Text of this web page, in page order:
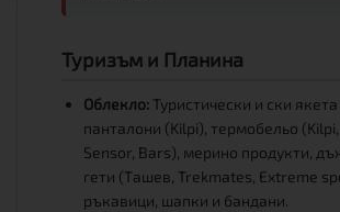
Туризъм и Планина
Облекло: Туристически и ски якета
панталони (Kilpi), термобельо (Kilpi,
Sensor, Bars), мерино продукти,
гети (Ташев, Trekmates, Extreme
ръкавици, шапки и бандани.